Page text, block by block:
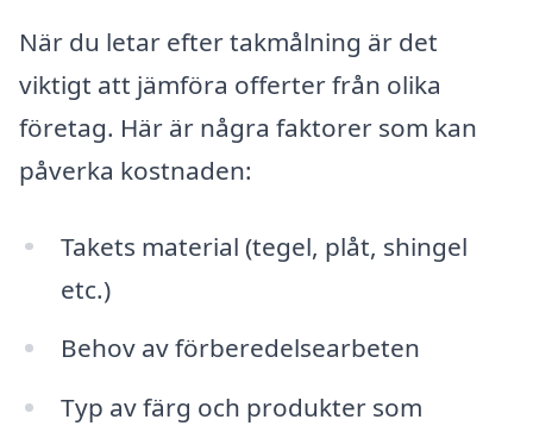
När du letar efter takmålning är det
viktigt att jämföra offerter från olika
företag. Här är några faktorer som kan
påverka kostnaden:
Takets material (tegel, plåt, shingel
etc.)
Behov av förberedelsearbeten
Typ av färg och produkter som